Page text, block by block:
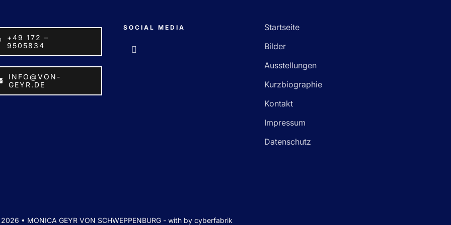
+49 172 –
9505834
INFO@VON-
GEYR.DE
SOCIAL MEDIA
Startseite
Bilder
Ausstellungen
Kurzbiographie
Kontakt
Impressum
Datenschutz
• MONICA GEYR VON SCHWEPPENBURG - with by cyberfabrik